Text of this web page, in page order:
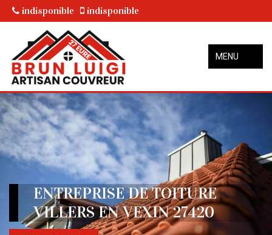
indisponible indisponible
MENU
ENTREPRISE DE TOITURE
VILLERS EN VEXIN 27420